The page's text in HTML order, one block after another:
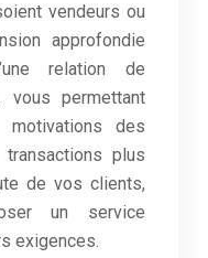
vendeurs ou
approfondie
relation de
vous permettant
motivations des
plus
de vos clients,
un service
exigences.